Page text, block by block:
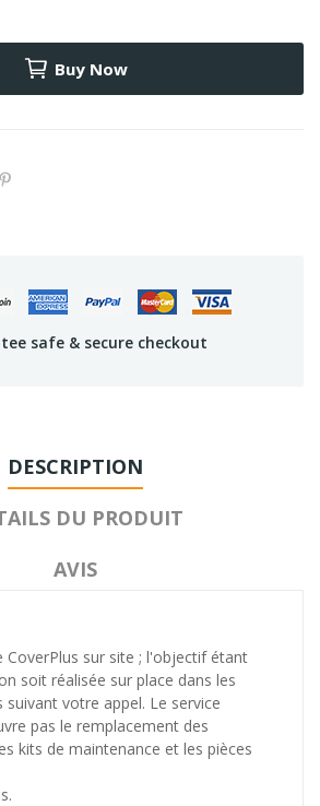
Buy Now
safe & secure checkout
DESCRIPTION
DU PRODUIT
AVIS
CoverPlus sur site ; l'objectif étant
soit réalisée sur place dans les
suivant votre appel. Le service
pas le remplacement des
kits de maintenance et les pièces